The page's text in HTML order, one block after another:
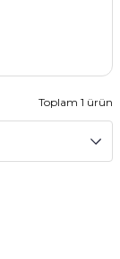
Toplam 1 ürün